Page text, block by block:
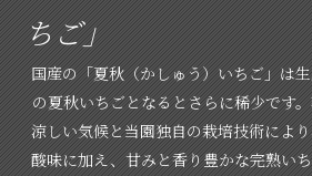
ちご」
国産の「夏秋（かしゅう）いちご」は
の夏秋いちごとなるとさらに稀少です
涼しい気候と当園独自の栽培技術によ
酸味に加え、甘みと香り豊かな完熟い